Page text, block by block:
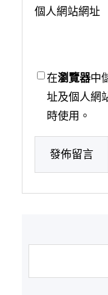
個人網站網址
在瀏覽器中
址及個人網
時使用。